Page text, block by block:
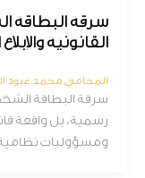
سرقة البطاقة
القانونية
المحامي محمد عبود
سرقة البطاقة
رسمية، بل واقعة
ومسؤوليات